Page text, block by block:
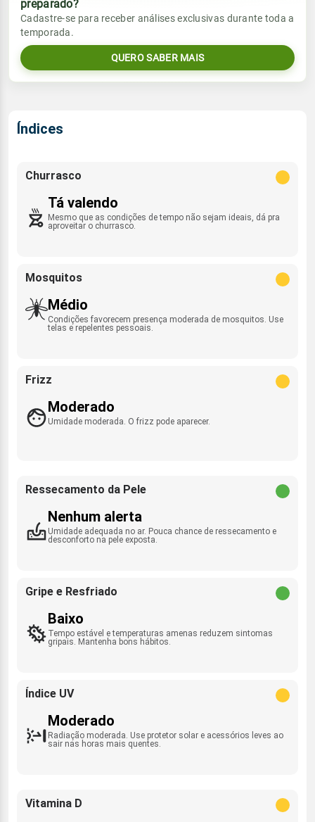
Umidade do ar
73% 97%
Rajada de vento
Sol
08:04h às 20:31h
Lua
Chuva
1.0mm
Umidade do ar
Vento
N/NNE - 8km/h
Rajada de vento
Sol
preparado?
Cadastre-se para receber análises exclusivas durante toda a
temporada.
QUERO SABER MAIS
Índices
Churrasco
Tá valendo
Mesmo que as condições de tempo não sejam ideais, dá pra
aproveitar o churrasco.
Mosquitos
Médio
Condições favorecem presença moderada de mosquitos. Use
telas e repelentes pessoais.
Frizz
Moderado
Umidade moderada. O frizz pode aparecer.
Ressecamento da Pele
Nenhum alerta
Umidade adequada no ar. Pouca chance de ressecamento e
desconforto na pele exposta.
Gripe e Resfriado
Baixo
Tempo estável e temperaturas amenas reduzem sintomas
gripais. Mantenha bons hábitos.
Índice UV
Moderado
Radiação moderada. Use protetor solar e acessórios leves ao
sair nas horas mais quentes.
Vitamina D